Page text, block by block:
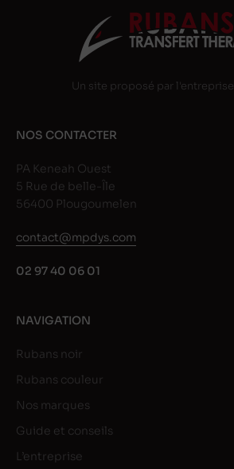
Un site proposé par l'entreprise
NOS CONTACTER
PA Keneah Ouest
5 Rue de belle-Île
56400 Plougoumelen
contact@mpdys.com
02 97 40 06 01
NAVIGATION
Rubans noir
Rubans couleur
Nos marques
Guide et conseils
L’entreprise